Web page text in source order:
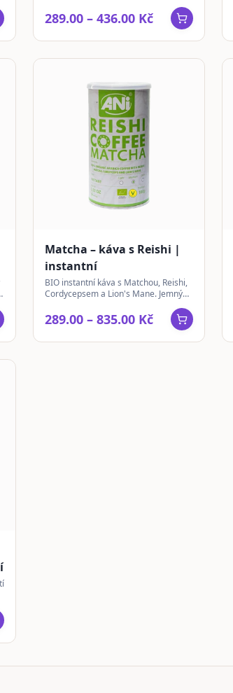
stravování.
289.00 – 436.00 Kč
Matcha – káva s Reishi |
instantní
BIO instantní káva s Matchou, Reishi,
Cordycepsem a Lion's Mane. Jemný
289.00 – 835.00 Kč